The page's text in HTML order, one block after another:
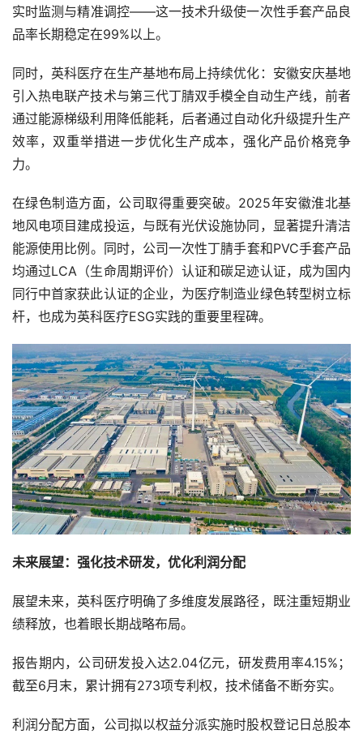
实时监测与精准调控——这一技术升级使一次性手套产品良
品率长期稳定在99%以上。
同时，英科医疗在生产基地布局上持续优化：安徽安庆基地
引入热电联产技术与第三代丁腈双手模全自动生产线，前者
通过能源梯级利用降低能耗，后者通过自动化升级提升生产
效率，双重举措进一步优化生产成本，强化产品价格竞争
力。
在绿色制造方面，公司取得重要突破。2025年安徽淮北基
地风电项目建成投运，与既有光伏设施协同，显著提升清洁
能源使用比例。同时，公司一次性丁腈手套和PVC手套产品
均通过LCA（生命周期评价）认证和碳足迹认证，成为国内
同行中首家获此认证的企业，为医疗制造业绿色转型树立标
杆，也成为英科医疗ESG实践的重要里程碑。
未来展望：强化技术研发，优化利润分配
展望未来，英科医疗明确了多维度发展路径，既注重短期业
绩释放，也着眼长期战略布局。
报告期内，公司研发投入达2.04亿元，研发费用率4.15%；
截至6月末，累计拥有273项专利权，技术储备不断夯实。
利润分配方面，公司拟以权益分派实施时股权登记日总股本